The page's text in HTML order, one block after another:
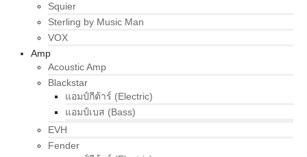
Squier
Sterling by Music Man
VOX
Amp
Acoustic Amp
Blackstar
แอมป์กีต้าร์ (Electric)
แอมป์เบส (Bass)
EVH
Fender